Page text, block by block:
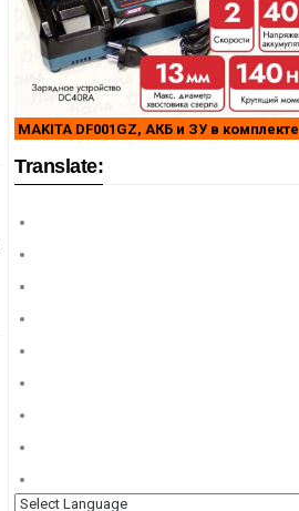
MAKITA DF001GZ, АКБ и ЗУ в комплекте
Translate: